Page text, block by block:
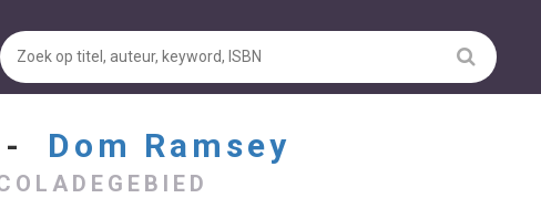
- Dom Ramsey